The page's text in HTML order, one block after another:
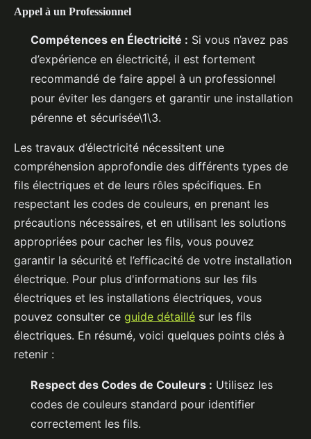
Appel à un Professionnel
Compétences en Électricité : Si vous n’avez pas
d’expérience en électricité, il est fortement
recommandé de faire appel à un professionnel
pour éviter les dangers et garantir une installation
pérenne et sécurisée\1\3.
Les travaux d’électricité nécessitent une
compréhension approfondie des différents types de
fils électriques et de leurs rôles spécifiques. En
respectant les codes de couleurs, en prenant les
précautions nécessaires, et en utilisant les solutions
appropriées pour cacher les fils, vous pouvez
garantir la sécurité et l’efficacité de votre installation
électrique. Pour plus d'informations sur les fils
électriques et les installations électriques, vous
pouvez consulter ce guide détaillé sur les fils
électriques. En résumé, voici quelques points clés à
retenir :
Respect des Codes de Couleurs : Utilisez les
codes de couleurs standard pour identifier
correctement les fils.